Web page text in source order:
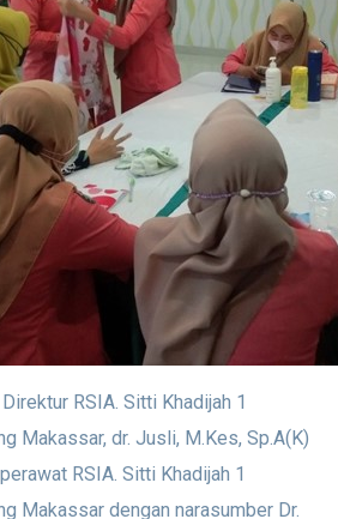
RSIA. Sitti Khadijah 1
Makassar, dr. Jusli, M.Kes, Sp.A(K)
RSIA. Sitti Khadijah 1
Makassar dengan narasumber Dr.